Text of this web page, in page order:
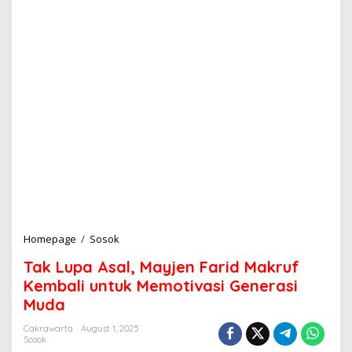
Homepage / Sosok
k
L
u
a
Tak Lupa Asal, Mayjen Farid Makruf
Kembali untuk Memotivasi Generasi
Muda
Cakrawarta
August 1, 2025
Sosok